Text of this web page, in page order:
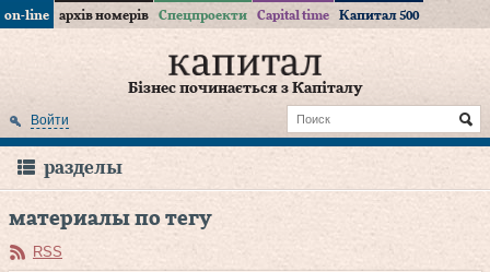
on-line архів номерів Спецпроекти Capital time Капитал 500
Бізнес починається з Капіталу
Войти
разделы
материалы по тегу
RSS